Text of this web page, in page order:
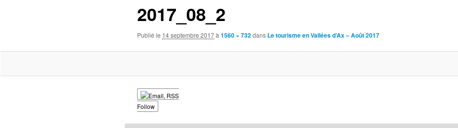
2017_08_2
Publié le 14 septembre 2017à1560 × 732dans Le tourisme en Vallées d’Ax – Août 2017
Follow